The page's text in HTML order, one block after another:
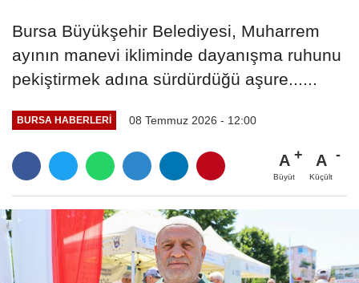
Bursa Büyükşehir Belediyesi, Muharrem
ayının manevi ikliminde dayanışma ruhunu
pekiştirmek adına sürdürdüğü aşure......
BURSA HABERLERI 08 Temmuz 2026 - 12:00
A
Büyüt
A
Küçült